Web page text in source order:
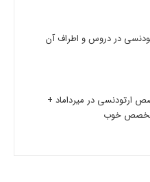
در دروس و اطراف آن
ارتودنسی در میرداماد +
خوب